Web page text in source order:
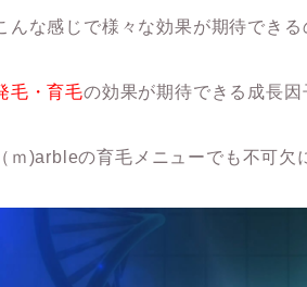
んな感じで様々な効果が期待できる
毛・育毛の効果が期待できる成長因
（ｍ)arbleの育毛メニューでも不可欠